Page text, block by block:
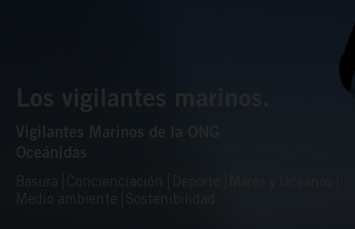
Los vigilantes marinos.
Vigilantes Marinos de la ONG
Oceánidas
Basura Concienciación
Medio ambiente